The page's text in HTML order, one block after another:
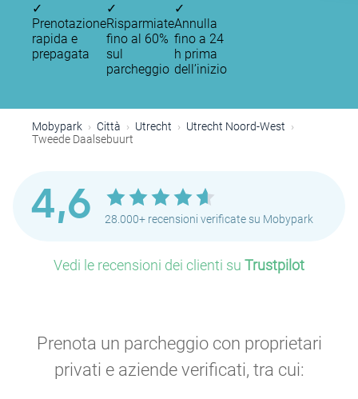
✓
Prenotazione
rapida e
prepagata
✓
Risparmiate
fino al 60%
sul
parcheggio
✓
Annulla
fino a 24
h prima
dell’inizio
Mobypark Città Utrecht
Utrecht Noord-West
Tweede Daalsebuurt
4,6 28.000+ recensioni verificate su Mobypark
Vedi le recensioni dei clienti su Trustpilot
Prenota un parcheggio con proprietari
privati e aziende verificati, tra cui: